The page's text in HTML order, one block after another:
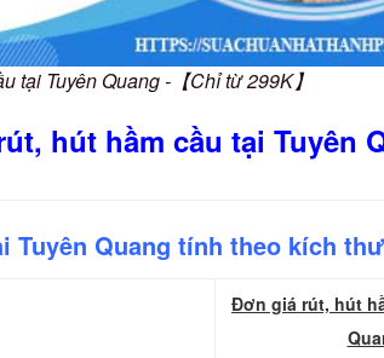
tại Tuyên Quang -【Chỉ từ 299K】
hút hầm cầu tại Tuyên
Tuyên Quang tính theo kích
Đơn giá rút, hút